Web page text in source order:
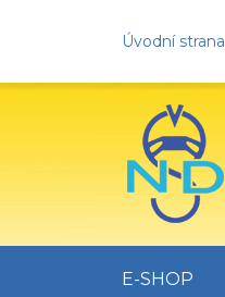
Úvodní strana
E-SHOP